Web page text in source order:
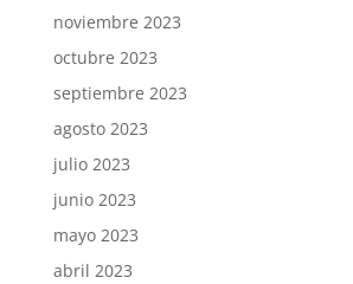
noviembre 2023
octubre 2023
septiembre 2023
agosto 2023
julio 2023
junio 2023
mayo 2023
abril 2023